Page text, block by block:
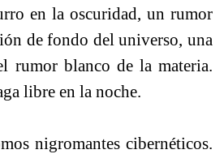
en la oscuridad, un rumor
de fondo del universo, una
rumor blanco de la materia.
libre en la noche.
nigromantes cibernéticos.